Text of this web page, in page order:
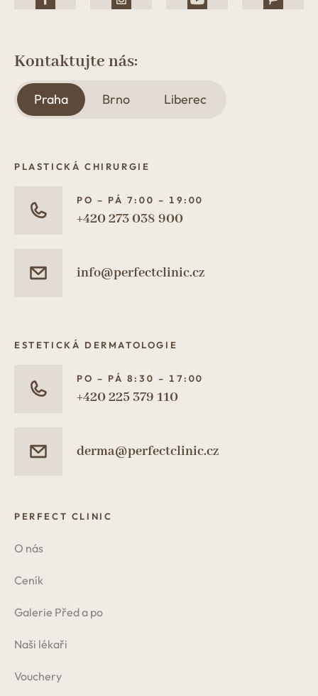
Kontaktujte nás:
Praha Brno Liberec
PLASTICKÁ CHIRURGIE
PO – PÁ 7:00 – 19:00
+420 273 038 900
info@perfectclinic.cz
ESTETICKÁ DERMATOLOGIE
PO – PÁ 8:30 – 17:00
+420 225 379 110
derma@perfectclinic.cz
PERFECT CLINIC
O nás
Ceník
Galerie Před a po
Naši lékaři
Vouchery